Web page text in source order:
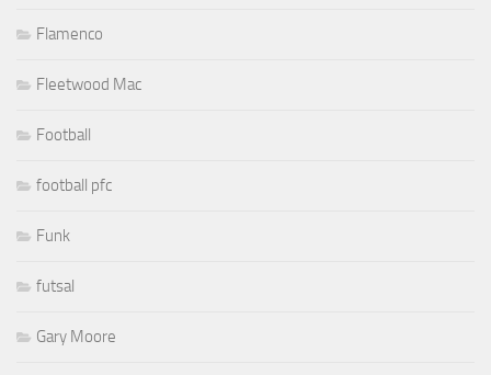
Flamenco
Fleetwood Mac
Football
football pfc
Funk
futsal
Gary Moore